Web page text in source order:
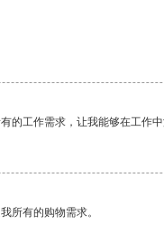
的工作需求，让我能够在工作中
所有的购物需求。